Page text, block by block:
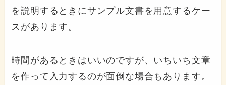
を説明するときにサンプル文書を用意するケー
スがあります。
時間があるときはいいのですが、いちいち文章
を作って入力するのが面倒な場合もあります。